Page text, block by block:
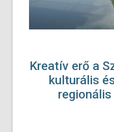
Kreatív erő a
kulturális